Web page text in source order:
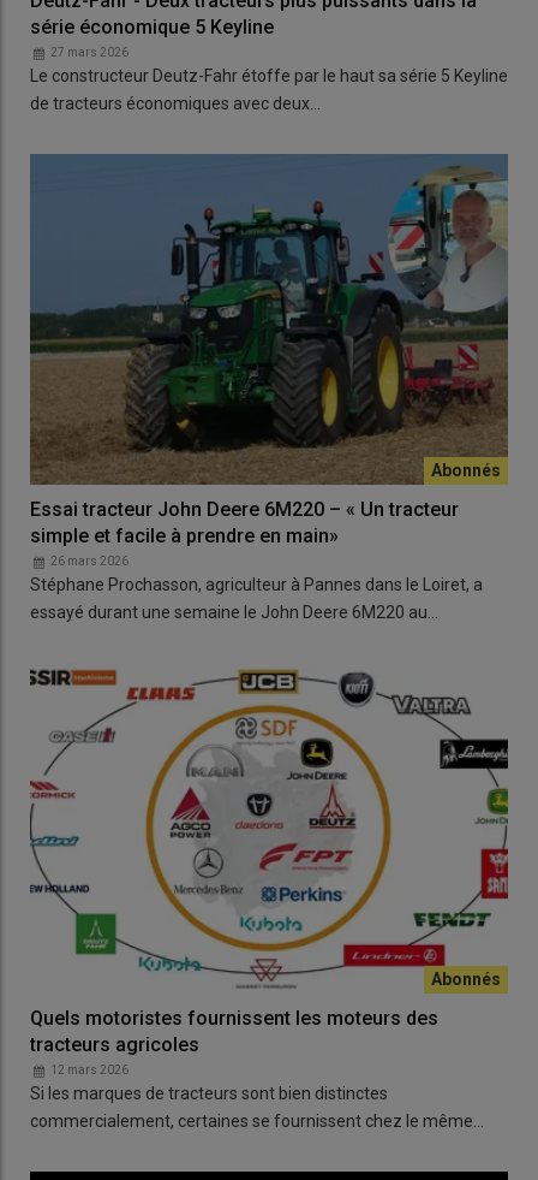
série économique 5 Keyline
27 mars 2026
Le constructeur Deutz-Fahr étoffe par le haut sa série 5 Keyline
de tracteurs économiques avec deux…
Essai tracteur John Deere 6M220 – « Un tracteur
simple et facile à prendre en main»
26 mars 2026
Stéphane Prochasson, agriculteur à Pannes dans le Loiret, a
essayé durant une semaine le John Deere 6M220 au…
Quels motoristes fournissent les moteurs des
tracteurs agricoles
12 mars 2026
Si les marques de tracteurs sont bien distinctes
commercialement, certaines se fournissent chez le même…